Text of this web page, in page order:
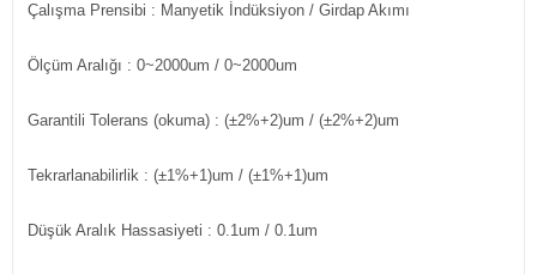
Çalışma Prensibi : Manyetik İndüksiyon / Girdap Akımı
Ölçüm Aralığı : 0~2000um / 0~2000um
Garantili Tolerans (okuma) : (±2%+2)um / (±2%+2)um
Tekrarlanabilirlik : (±1%+1)um / (±1%+1)um
Düşük Aralık Hassasiyeti : 0.1um / 0.1um